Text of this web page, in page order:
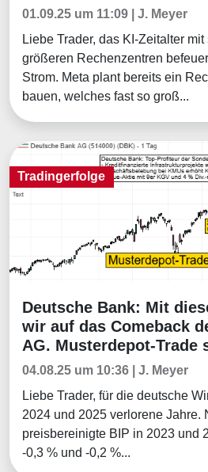
01.09.25 um 11:09 | J. Meyer
Liebe Trader, das KI-Zeitalter
größeren Rechenzentren
Strom. Meta plant bereits ein
bauen, welches fast so groß...
Tradingerfolge
Tradingerfolge
Deutsche Bank: Mit
wir auf das Comeback
AG. Musterdepot-Trade
04.08.25 um 10:36 | J. Meyer
Liebe Trader, für die deutsche
2024 und 2025 verlorene Jahre.
preisbereinigte BIP in 2023 und
-0,3 % und -0,2 %...